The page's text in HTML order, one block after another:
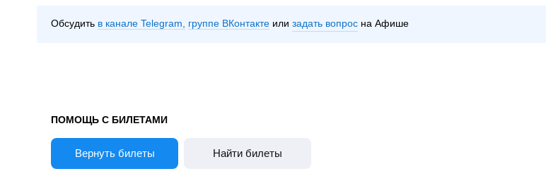
Обсудить в канале Telegram группе ВКонтакте задать вопрос на Афише
ПОМОЩЬ С БИЛЕТАМИ
Вернуть билеты Найти билеты